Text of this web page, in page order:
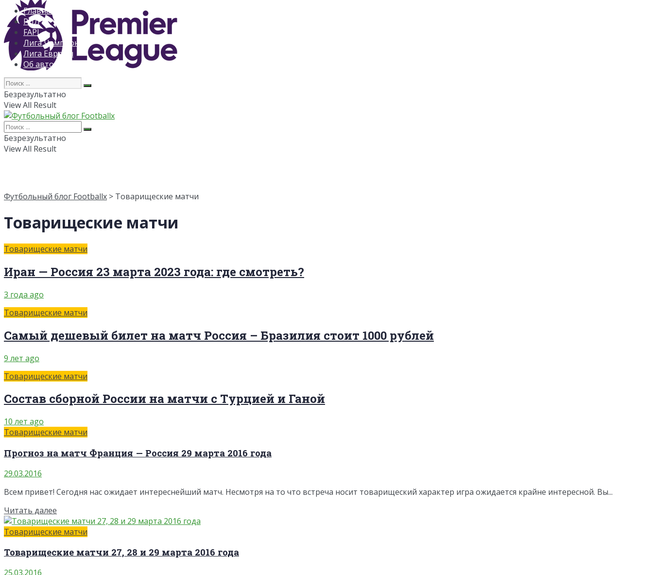
Главная
РПЛ
FAPL
Лига Чемпионов
Лига Европы
Об авторе
Безрезультатно
View All Result
Безрезультатно
View All Result
Футбольный блог Footballx > Товарищеские матчи
Товарищеские матчи
Товарищеские матчи
Иран — Россия 23 марта 2023 года: где смотреть?
3 года ago
Товарищеские матчи
Самый дешевый билет на матч Россия – Бразилия стоит 1000 рублей
9 лет ago
Товарищеские матчи
Состав сборной России на матчи с Турцией и Ганой
10 лет ago
Товарищеские матчи
Прогноз на матч Франция — Россия 29 марта 2016 года
29.03.2016
Всем привет! Сегодня нас ожидает интереснейший матч. Несмотря на то что встреча носит товарищеский характер игра ожидается крайне интересной. Вы...
Читать далее
Товарищеские матчи
Товарищеские матчи 27, 28 и 29 марта 2016 года
25.03.2016